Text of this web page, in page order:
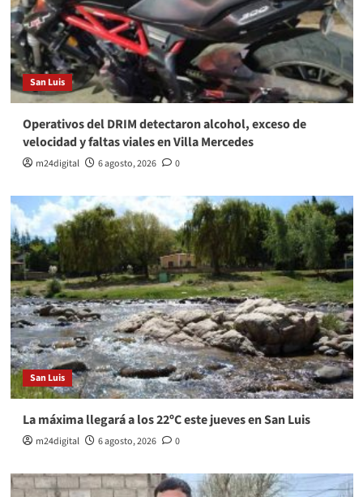
San Luis
Operativos del DRIM detectaron alcohol, exceso de
velocidad y faltas viales en Villa Mercedes
m24digital 6 agosto, 2026 0
San Luis
La máxima llegará a los 22ºC este jueves en San Luis
m24digital 6 agosto, 2026 0